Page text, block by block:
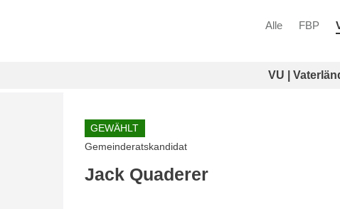
Alle FBP
VU |
GEWÄHLT
Gemeinderatskandidat
Jack Quaderer